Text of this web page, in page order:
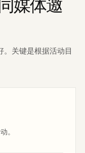
媒体邀
关键是根据活动目
。